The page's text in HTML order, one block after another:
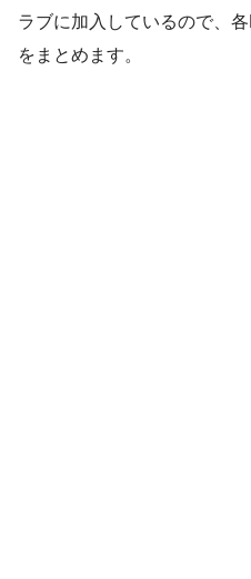
ラブに加入しているので、
をまとめます。